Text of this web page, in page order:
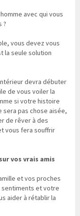
avec qui vous
?
vous devez vous
la seule solution
devra débuter
de vous voiler la
si votre histoire
pas chose aisée,
de rêver à des
vous fera souffrir
vos vrais amis
et vos proches
sentiments et votre
aider à rétablir la